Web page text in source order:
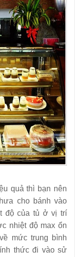
quả thì bạn nên
cho bánh vào
độ của tủ ở vị trí
nhiệt độ max ổn
mức trung bình
thức đi vào sử